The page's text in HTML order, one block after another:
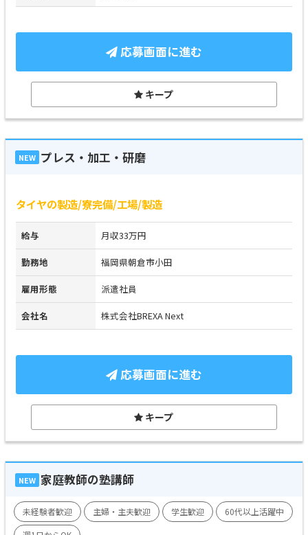
応募画面に進む
キープ
NEW プレス・加工・研磨
タイヤの製造/寮完備/工場/製造
給与 月収33万円
勤務地 福岡県朝倉市小田
雇用形態 派遣社員
会社名 株式会社BREXA Next
応募画面に進む
キープ
NEW 家庭教師の塾講師
未経験者歓迎 主婦・主夫歓迎 学生歓迎
60代以上活躍中